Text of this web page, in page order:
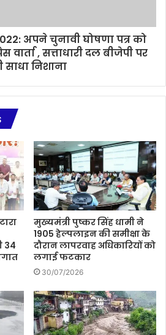
अपने चुनावी घोषणा पत्र को
, सत्ताधारी दल बीजेपी पर
साधा निशाना
34
मुख्यमंत्री पुष्कर सिंह धामी ने
1905 हेल्पलाइन की समीक्षा के
दौरान लापरवाह अधिकारियों को
लगाई फटकार
30/07/2026